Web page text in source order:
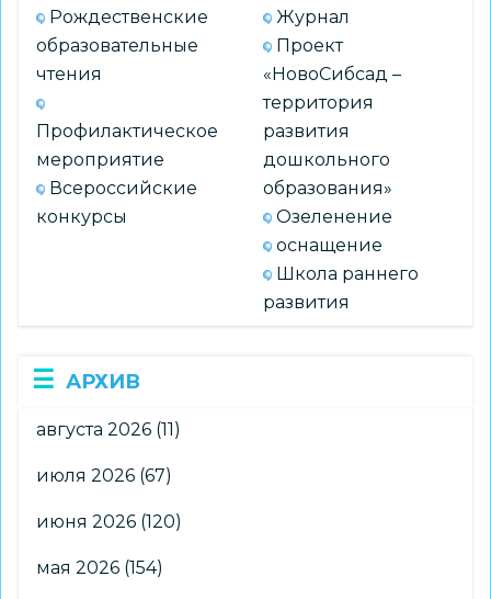
Рождественские
образовательные
чтения
Профилактическое
мероприятие
Всероссийские
конкурсы
Журнал
Проект
«НовоСибсад –
территория
развития
дошкольного
образования»
Озеленение
оснащение
Школа раннего
развития
АРХИВ
августа 2026 (11)
июля 2026 (67)
июня 2026 (120)
мая 2026 (154)